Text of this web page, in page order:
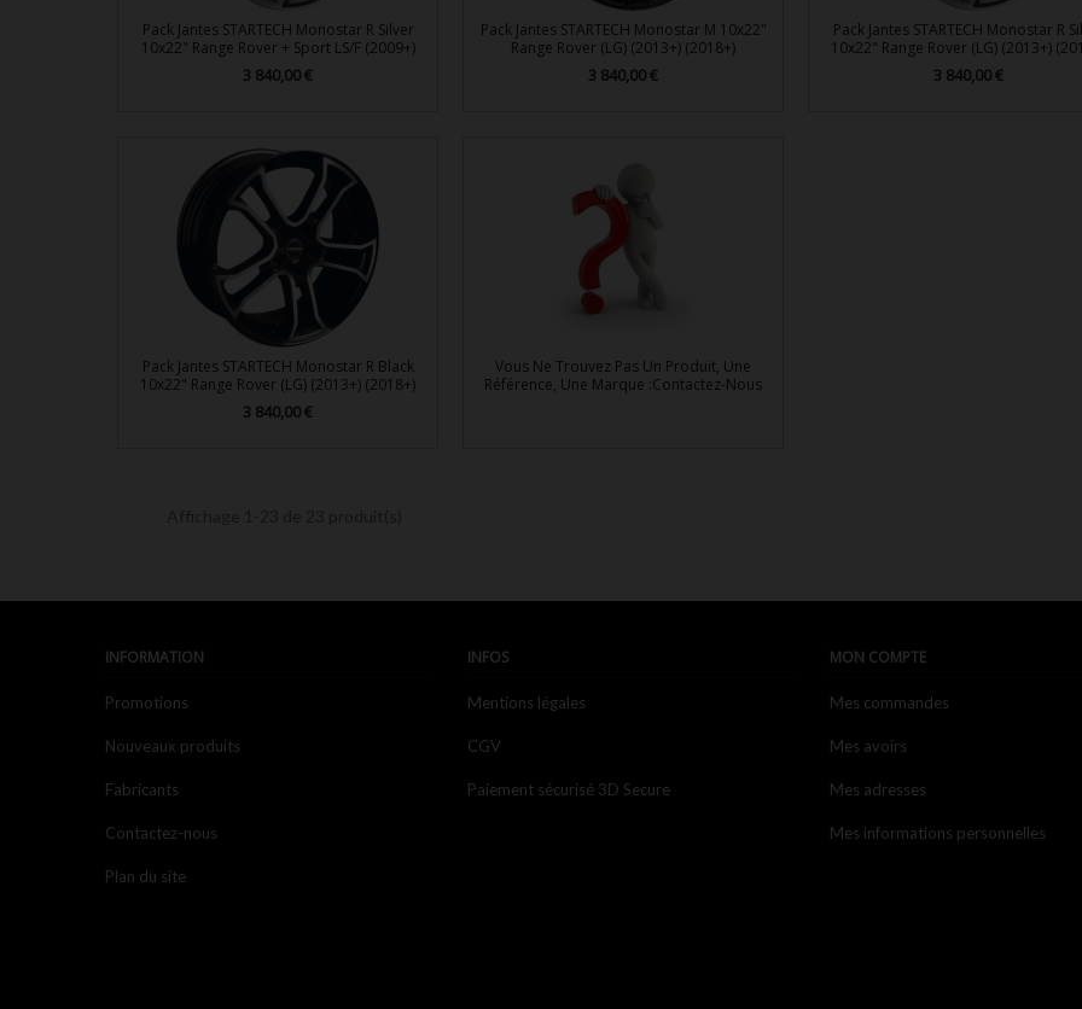
Pack Jantes STARTECH Monostar R Silver
10x22" Range Rover + Sport LS/F (2009+)
Prix
3 840,00 €
Pack Jantes STARTECH Monostar M 10x22"
Range Rover (LG) (2013+) (2018+)
Prix
3 840,00 €
Pack Jantes STARTECH Monostar R
10x22" Range Rover (LG) (2013+)
Prix
3 840,00 €
Pack Jantes STARTECH Monostar R Black
10x22" Range Rover (LG) (2013+) (2018+)
Prix
3 840,00 €
Vous Ne Trouvez Pas Un Produit, Une
Référence, Une Marque :Contactez-Nous
INFORMATION
Promotions
Nouveaux produits
Fabricants
Contactez-nous
Plan du site
INFOS
Mentions légales
CGV
Paiement sécurisé 3D Secure
MON COMPTE
Mes commandes
Mes avoirs
Mes adresses
Mes informations personnelles